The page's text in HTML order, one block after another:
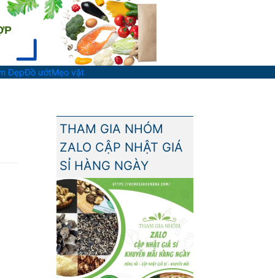
ĐẹpĐồ ướtMẹo vặt
THAM GIA NHÓM
ZALO CẬP NHẬT GIÁ
SỈ HÀNG NGÀY